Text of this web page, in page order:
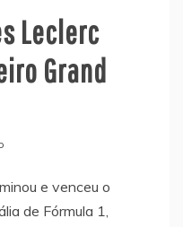
Leclerc
Grand
e venceu o
de Fórmula 1,